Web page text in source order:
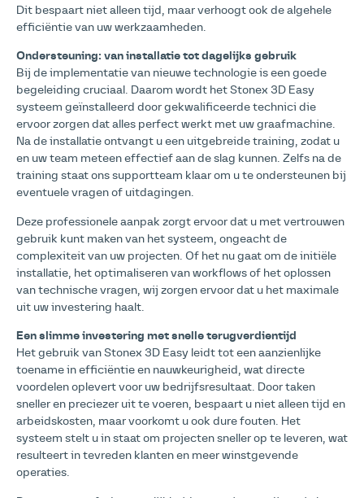
Dit bespaart niet alleen tijd, maar verhoogt ook de algehele
efficiëntie van uw werkzaamheden.
Ondersteuning: van installatie tot dagelijks gebruik
Bij de implementatie van nieuwe technologie is een goede
begeleiding cruciaal. Daarom wordt het Stonex 3D Easy
systeem geïnstalleerd door gekwalificeerde technici die
ervoor zorgen dat alles perfect werkt met uw graafmachine.
Na de installatie ontvangt u een uitgebreide training, zodat u
en uw team meteen effectief aan de slag kunnen. Zelfs na de
training staat ons supportteam klaar om u te ondersteunen bij
eventuele vragen of uitdagingen.
Deze professionele aanpak zorgt ervoor dat u met vertrouwen
gebruik kunt maken van het systeem, ongeacht de
complexiteit van uw projecten. Of het nu gaat om de initiële
installatie, het optimaliseren van workflows of het oplossen
van technische vragen, wij zorgen ervoor dat u het maximale
uit uw investering haalt.
Een slimme investering met snelle terugverdientijd
Het gebruik van Stonex 3D Easy leidt tot een aanzienlijke
toename in efficiëntie en nauwkeurigheid, wat directe
voordelen oplevert voor uw bedrijfsresultaat. Door taken
sneller en preciezer uit te voeren, bespaart u niet alleen tijd en
arbeidskosten, maar voorkomt u ook dure fouten. Het
systeem stelt u in staat om projecten sneller op te leveren, wat
resulteert in tevreden klanten en meer winstgevende
operaties.